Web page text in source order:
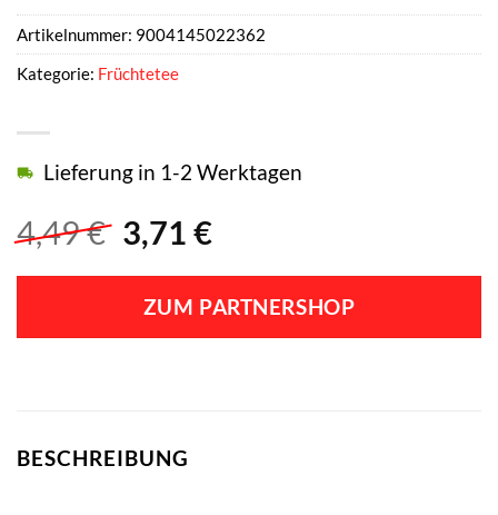
4,49€ Ursprünglicher
war:
4,49 €
3,71 €Aktueller
ist:
3,71 €.
Lieferung in 1-2 Werktagen
ZUM PARTNERSHOP
Artikelnummer: 9004145022362
Kategorie: Früchtetee
BESCHREIBUNG